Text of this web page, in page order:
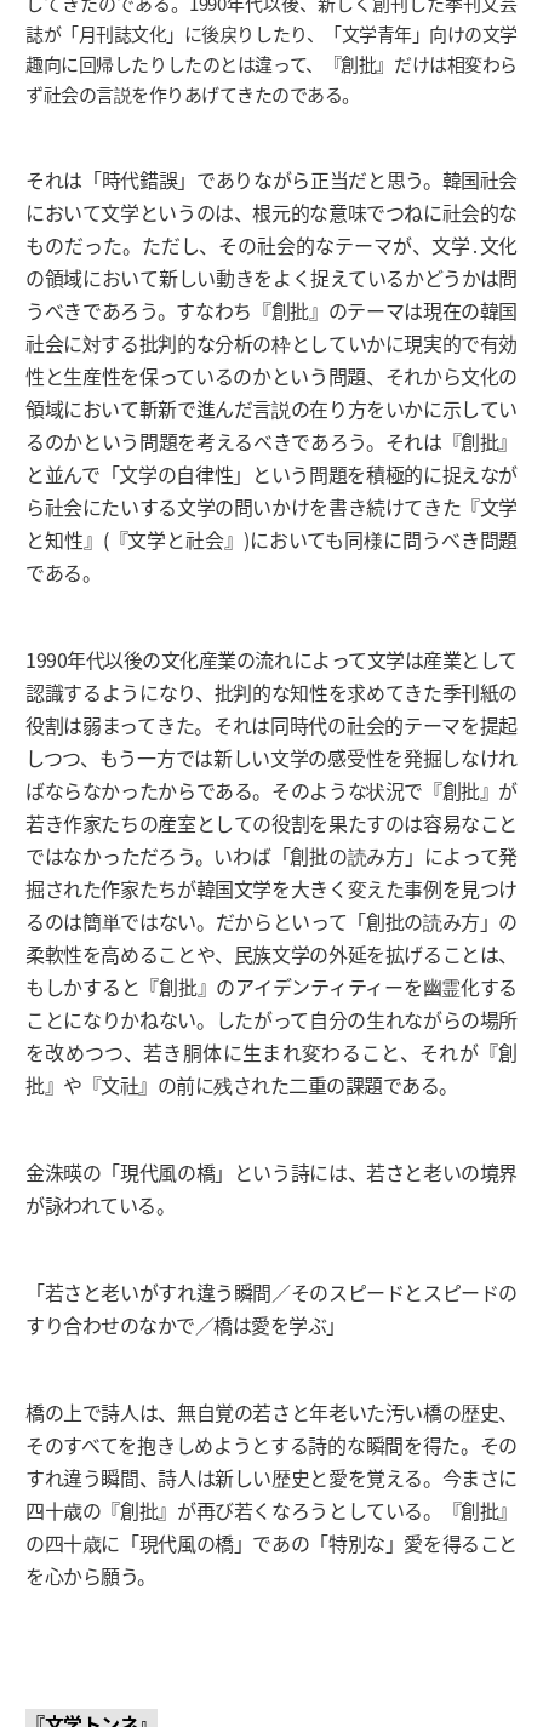
誌が「月刊誌文化」に後戻りしたり、「文学青年」向けの文学
趣向に回帰したりしたのとは違って、『創批』だけは相変わら
ず社会の言説を作りあげてきたのである。
それは「時代錯誤」でありながら正当だと思う。韓国社会
において文学というのは、根元的な意味でつねに社会的な
ものだった。ただし、その社会的なテーマが、文学․文化
の領域において新しい動きをよく捉えているかどうかは問
うべきであろう。すなわち『創批』のテーマは現在の韓国
社会に対する批判的な分析の枠としていかに現実的で有効
性と生産性を保っているのかという問題、それから文化の
領域において斬新で進んだ言説の在り方をいかに示してい
るのかという問題を考えるべきであろう。それは『創批』
と並んで「文学の自律性」という問題を積極的に捉えなが
ら社会にたいする文学の問いかけを書き続けてきた『文学
と知性』(『文学と社会』)においても同様に問うべき問題
である。
1990年代以後の文化産業の流れによって文学は産業として
認識するようになり、批判的な知性を求めてきた季刊紙の
役割は弱まってきた。それは同時代の社会的テーマを提起
しつつ、もう一方では新しい文学の感受性を発掘しなけれ
ばならなかったからである。そのような状況で『創批』が
若き作家たちの産室としての役割を果たすのは容易なこと
ではなかっただろう。いわば「創批の読み方」によって発
掘された作家たちが韓国文学を大きく変えた事例を見つけ
るのは簡単ではない。だからといって「創批の読み方」の
柔軟性を高めることや、民族文学の外延を拡げることは、
もしかすると『創批』のアイデンティティーを幽霊化する
ことになりかねない。したがって自分の生れながらの場所
を改めつつ、若き胴体に生まれ変わること、それが『創
批』や『文社』の前に残された二重の課題である。
金洙暎の「現代風の橋」という詩には、若さと老いの境界
が詠われている。
「若さと老いがすれ違う瞬間／そのスピードとスピードの
すり合わせのなかで／橋は愛を学ぶ」
橋の上で詩人は、無自覚の若さと年老いた汚い橋の歴史、
そのすべてを抱きしめようとする詩的な瞬間を得た。その
すれ違う瞬間、詩人は新しい歴史と愛を覚える。今まさに
四十歳の『創批』が再び若くなろうとしている。『創批』
の四十歳に「現代風の橋」であの「特別な」愛を得ること
を心から願う。